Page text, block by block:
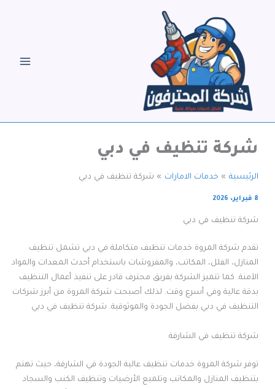
شركة تنظيف في دبي
الرئيسية خدمات الامارات شركة تنظيف في دبي
8 فبراير، 2026
شركة تنظيف في دبي
تقدم شركة المروة خدمات تنظيف متكاملة في دبي تشمل تنظيف
المنازل، الفلل، المكاتب، والمفروشات باستخدام أحدث المعدات والمواد
الآمنة. كما تتميز الشركة بفريق محترف قادر على تنفيذ أعمال التنظيف
بدقة عالية وفي أسرع وقت. لذلك أصبحت شركة المروة من أبرز شركات
التنظيف في دبي بفضل الجودة والموثوقية. شركة تنظيف في دبي
شركة تنظيف في الشارقة
توفر شركة المروة خدمات تنظيف عالية الجودة في الشارقة، حيث تهتم
بتنظيف المنازل والمكاتب وتلميع الأرضيات وتنظيف الكنب والسجاد